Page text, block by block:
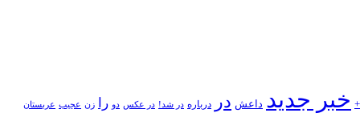
خبر جدید داعش در درباره در شد! در عکس دو را زن عجیب عربستان